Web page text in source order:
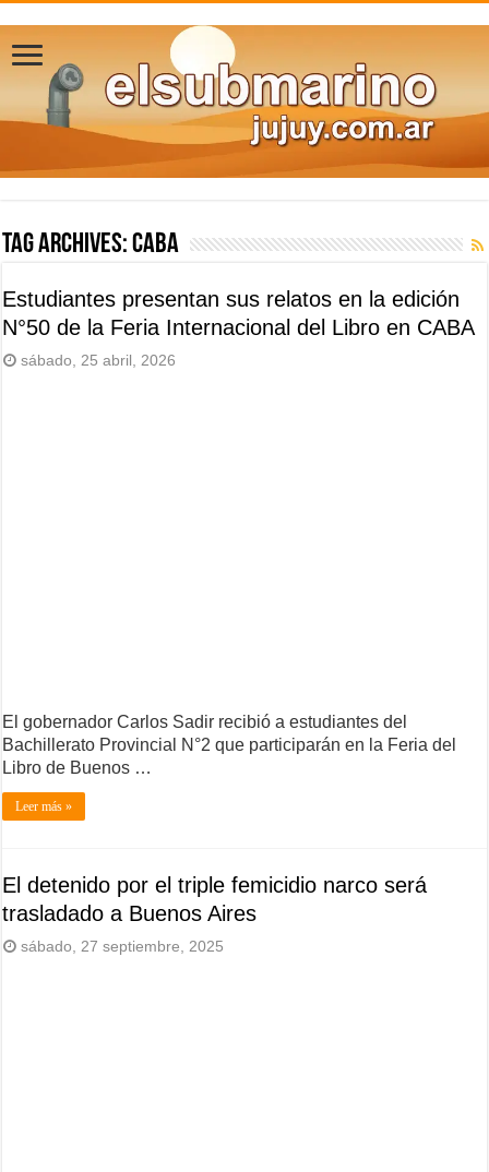
Tag Archives:Caba
Estudiantes presentan sus relatos en la edición
N°50 de la Feria Internacional del Libro en CABA
sábado, 25 abril, 2026
El gobernador Carlos Sadir recibió a estudiantes del
Bachillerato Provincial N°2 que participarán en la Feria del
Libro de Buenos …
Leer más »
El detenido por el triple femicidio narco será
trasladado a Buenos Aires
sábado, 27 septiembre, 2025